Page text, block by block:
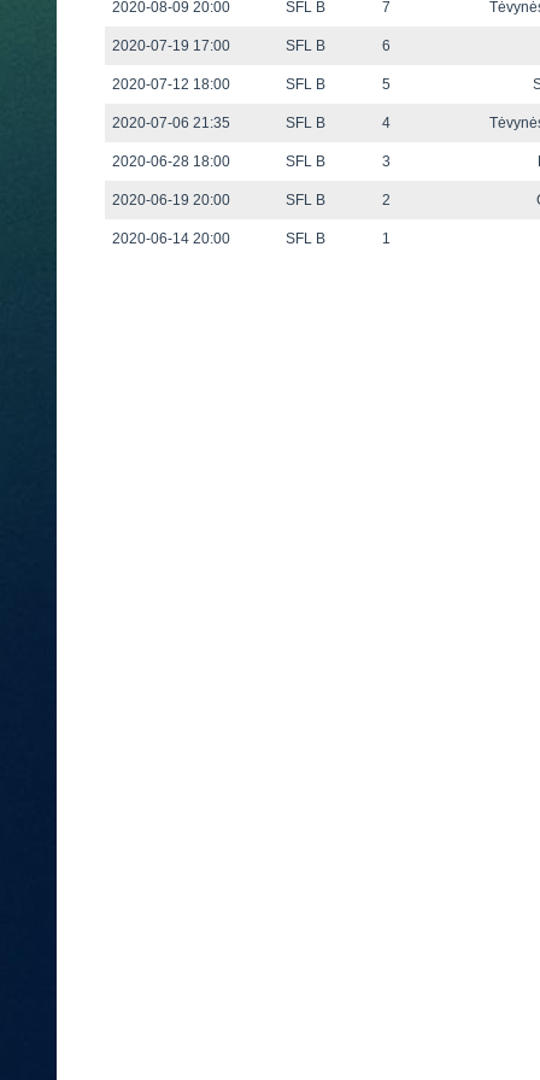
2020-08-09 20:00 SFL B 7
2020-07-19 17:00 SFL B 6
2020-07-12 18:00 SFL B 5
2020-07-06 21:35 SFL B 4
2020-06-28 18:00 SFL B 3
2020-06-19 20:00 SFL B 2
2020-06-14 20:00 SFL B 1